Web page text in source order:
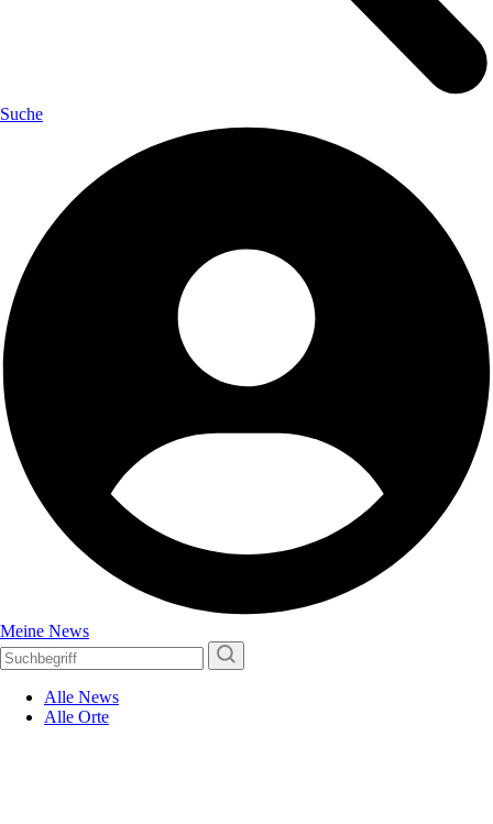
Suche
Meine News
Alle News
Alle Orte